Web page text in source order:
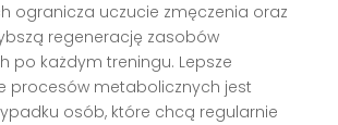
ogranicza uczucie zmęczenia oraz
regenerację zasobów
po każdym treningu. Lepsze
procesów metabolicznych jest
osób, które chcą regularnie